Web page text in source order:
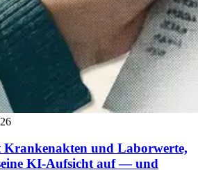
Krankenakten und Laborwerte,
KI-Aufsicht auf — und